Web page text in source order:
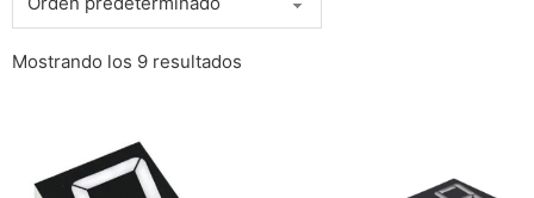
Mostrando los 9 resultados